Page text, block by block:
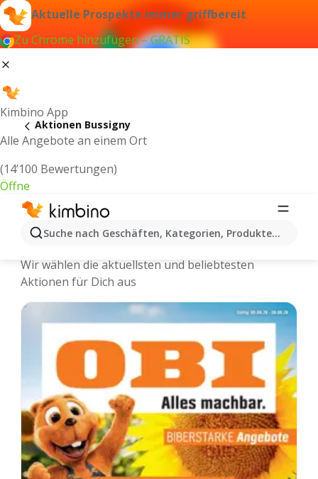
Aktuelle Prospekte immer griffbereit
Zu Chrome hinzufügen – GRATIS
Kimbino App
Alle Angebote an einem Ort
(14’100 Bewertungen)
Öffne
Suche nach Geschäften, Kategorien, Produkten...
Aktionen Bussigny
Kimbino.ch | Bussigny Aktionen,
Wir wählen die aktuellsten und beliebtesten
Aktionen für Dich aus